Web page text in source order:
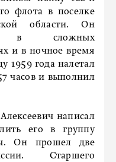
флота в поселке
области. Он
в сложных
и в ночное время
1959 года налетал
часов и выполнил
написал
его в группу
Он прошел две
Старшего